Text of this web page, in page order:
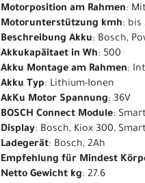
Motorposition am Rahmen:
Motorunterstützung kmh: bis
Beschreibung Akku: Bosch,
Akkukapäitaet in Wh: 500
Akku Montage am Rahmen:
Akku Typ: Lithium-Ionen
AkKu Motor Spannung: 36V
BOSCH Connect Module:
Display: Bosch, Kiox 300,
Ladegerät: Bosch, 2Ah
Empfehlung für Mindest
Netto Gewicht kg: 27.6